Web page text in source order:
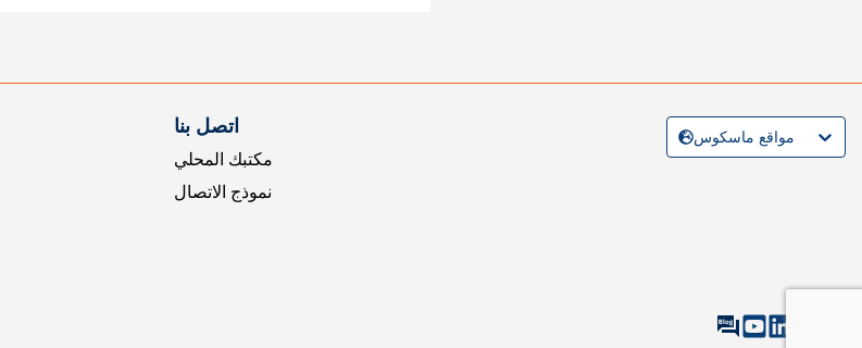
اتصل بنا
مكتبك المحلي
نموذج الاتصال
مواقع ماسكوس